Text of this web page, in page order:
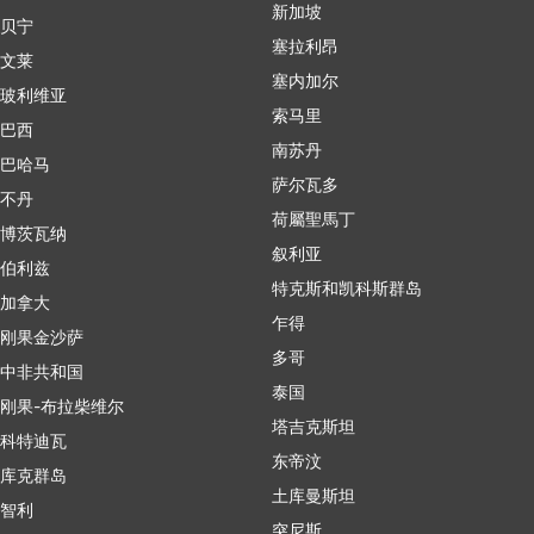
贝宁
文莱
玻利维亚
巴西
巴哈马
不丹
博茨瓦纳
伯利兹
加拿大
刚果金沙萨
中非共和国
刚果-布拉柴维尔
科特迪瓦
库克群岛
智利
新加坡
塞拉利昂
塞内加尔
索马里
南苏丹
萨尔瓦多
荷屬聖馬丁
叙利亚
特克斯和凯科斯群岛
乍得
多哥
泰国
塔吉克斯坦
东帝汶
土库曼斯坦
突尼斯